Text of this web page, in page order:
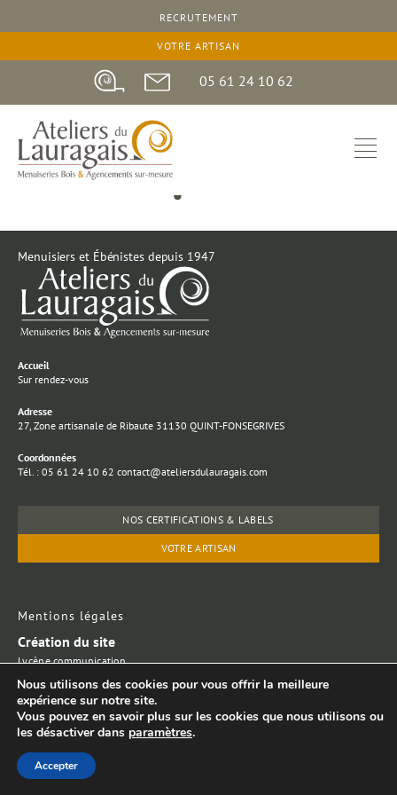
RECRUTEMENT
VOTRE ARTISAN
05 61 24 10 62
Menuisiers et Ébénistes depuis 1947
Accueil
Sur rendez-vous
Adresse
27, Zone artisanale de Ribaute 31130 QUINT-FONSEGRIVES
Coordonnées
Tél. : 05 61 24 10 62 contact@ateliersdulauragais.com
NOS CERTIFICATIONS & LABELS
VOTRE ARTISAN
Mentions légales
Lycène communication
Création du site
Laurent Jargot
© Copyright 2025. All Rights Reserved. SARL au capital de 8000 €
– SIRET : 48535509300017 – APE : 3109 BA
Nous utilisons des cookies pour vous offrir la meilleure
expérience sur notre site.
Vous pouvez en savoir plus sur les cookies que nous utilisons ou
les désactiver dans paramètres.
Accepter